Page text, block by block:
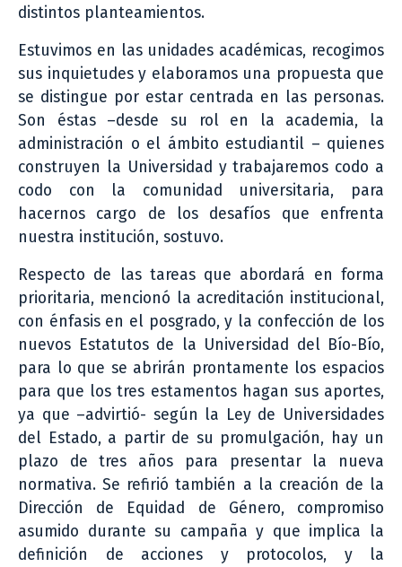
distintos planteamientos.
Estuvimos en las unidades académicas, recogimos
sus inquietudes y elaboramos una propuesta que
se distingue por estar centrada en las personas.
Son éstas –desde su rol en la academia, la
administración o el ámbito estudiantil – quienes
construyen la Universidad y trabajaremos codo a
codo con la comunidad universitaria, para
hacernos cargo de los desafíos que enfrenta
nuestra institución, sostuvo.
Respecto de las tareas que abordará en forma
prioritaria, mencionó la acreditación institucional,
con énfasis en el posgrado, y la confección de los
nuevos Estatutos de la Universidad del Bío-Bío,
para lo que se abrirán prontamente los espacios
para que los tres estamentos hagan sus aportes,
ya que –advirtió- según la Ley de Universidades
del Estado, a partir de su promulgación, hay un
plazo de tres años para presentar la nueva
normativa. Se refirió también a la creación de la
Dirección de Equidad de Género, compromiso
asumido durante su campaña y que implica la
definición de acciones y protocolos, y la